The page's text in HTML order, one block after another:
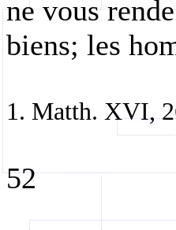
ne vous
biens; les
1. Matth. XVI,
52